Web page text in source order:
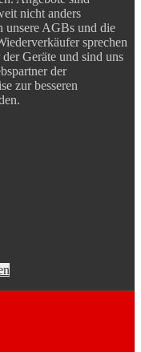
nicht anders
unsere AGBs und die
sprechen
Geräte und sind uns
der
zur besseren